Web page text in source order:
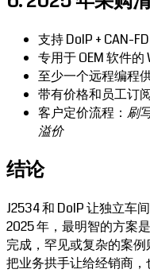
支持 DoIP + CAN-
专用于 OEM 软件
至少一个远程编程
带有价格和员工订
客户定价流程： 刷
溢价
结论
J2534 和 DoIP 让独立车
2025 年，最明智的方案
完成，罕见或复杂的案
把业务拱手让给经销商，